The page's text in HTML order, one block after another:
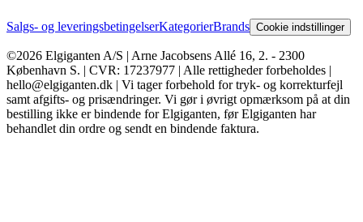
Salgs- og leveringsbetingelserKategorierBrands Cookie indstillinger
©2026 Elgiganten A/S | Arne Jacobsens Allé 16, 2. - 2300
København S. | CVR: 17237977 | Alle rettigheder forbeholdes |
hello@elgiganten.dk | Vi tager forbehold for tryk- og korrekturfejl
samt afgifts- og prisændringer. Vi gør i øvrigt opmærksom på at din
bestilling ikke er bindende for Elgiganten, før Elgiganten har
behandlet din ordre og sendt en bindende faktura.